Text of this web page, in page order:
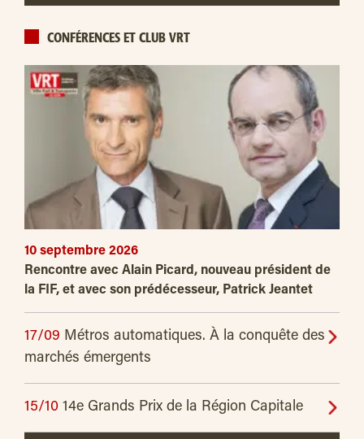
CONFÉRENCES ET CLUB VRT
10 septembre 2026
Rencontre avec Alain Picard, nouveau président de
la FIF, et avec son prédécesseur, Patrick Jeantet
17/09 Métros automatiques. À la conquête des
marchés émergents
15/10 14e Grands Prix de la Région Capitale